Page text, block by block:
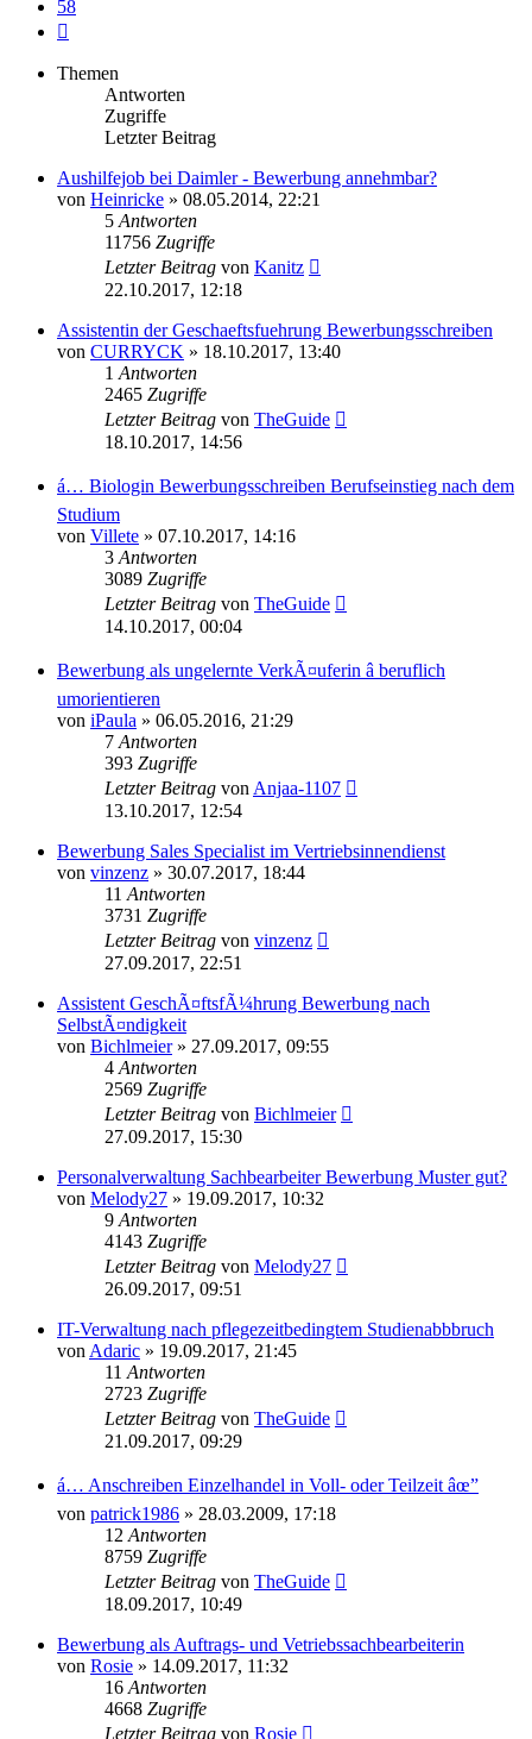
58
Themen
Antworten
Zugriffe
Letzter Beitrag
Aushilfejob bei Daimler - Bewerbung annehmbar?
von Heinricke » 08.05.2014, 22:21
5 Antworten
11756 Zugriffe
Letzter Beitrag von Kanitz
22.10.2017, 12:18
Assistentin der Geschaeftsfuehrung Bewerbungsschreiben
von CURRYCK » 18.10.2017, 13:40
1 Antworten
2465 Zugriffe
Letzter Beitrag von TheGuide
18.10.2017, 14:56
á… Biologin Bewerbungsschreiben Berufseinstieg nach dem
Studium
von Villete » 07.10.2017, 14:16
3 Antworten
3089 Zugriffe
Letzter Beitrag von TheGuide
14.10.2017, 00:04
Bewerbung als ungelernte VerkÃ¤uferin â­ beruflich
umorientieren
von iPaula » 06.05.2016, 21:29
7 Antworten
393 Zugriffe
Letzter Beitrag von Anjaa-1107
13.10.2017, 12:54
Bewerbung Sales Specialist im Vertriebsinnendienst
von vinzenz » 30.07.2017, 18:44
11 Antworten
3731 Zugriffe
Letzter Beitrag von vinzenz
27.09.2017, 22:51
Assistent GeschÃ¤ftsfÃ¼hrung Bewerbung nach
SelbstÃ¤ndigkeit
von Bichlmeier» 27.09.2017, 09:55
4 Antworten
2569 Zugriffe
Letzter Beitrag von Bichlmeier
27.09.2017, 15:30
Personalverwaltung Sachbearbeiter Bewerbung Muster gut?
von Melody27 » 19.09.2017, 10:32
9 Antworten
4143 Zugriffe
Letzter Beitrag von Melody27
26.09.2017, 09:51
IT-Verwaltung nach pflegezeitbedingtem Studienabbbruch
von Adaric » 19.09.2017, 21:45
11 Antworten
2723 Zugriffe
Letzter Beitrag von TheGuide
21.09.2017, 09:29
á… Anschreiben Einzelhandel in Voll- oder Teilzeit âœ”
von patrick1986 » 28.03.2009, 17:18
12 Antworten
8759 Zugriffe
Letzter Beitrag von TheGuide
18.09.2017, 10:49
Bewerbung als Auftrags- und Vetriebssachbearbeiterin
von Rosie » 14.09.2017, 11:32
16 Antworten
4668 Zugriffe
Letzter Beitrag von Rosie